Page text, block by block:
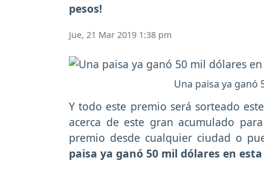
pesos!
Jue, 21 Mar 2019 1:38 pm
Una paisa ya ganó
Y todo este premio será sorteado
acerca de este gran acumulado
premio desde cualquier ciudad o
paisa ya ganó 50 mil dólares en